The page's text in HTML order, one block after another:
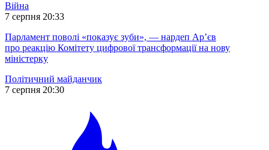
Війна
7 серпня 20:33
Парламент поволі «показує зуби», — нардеп Ар’єв
про реакцію Комітету цифрової трансформації на нову
міністерку
Політичний майданчик
7 серпня 20:30